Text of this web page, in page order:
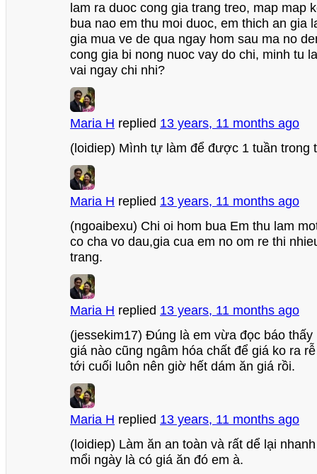
lam ra duoc cong gia trang treo, map map
bua nao em thu moi duoc, em thich an gia
gia mua ve de qua ngay hom sau ma no
cong gia bi nong nuoc vay do chi, minh tu
vai ngay chi nhi?
Maria H replied 13 years, 11 months ago
(loidiep) Mình tự làm để được 1 tuần trong
Maria H replied 13 years, 11 months ago
(ngoaibexu) Chi oi hom bua Em thu lam
co cha vo dau,gia cua em no om re thi
trang.
Maria H replied 13 years, 11 months ago
(jessekim17) Đúng là em vừa đọc báo
giá nào cũng ngâm hóa chất để giá ko ra
tới cuối luôn nên giờ hết dám ăn giá rồi.
Maria H replied 13 years, 11 months ago
(loidiep) Làm ăn an toàn và rất dể lại
mổi ngày là có giá ăn đó em à.